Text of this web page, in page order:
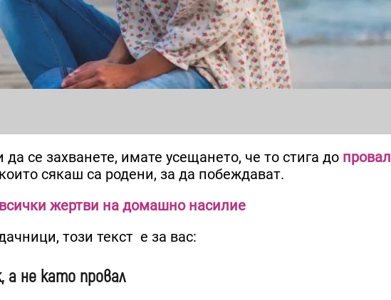
се захванете, имате усещането, че то стига до провал
сякаш са родени, за да побеждават.
жертви на домашно насилие
този текст е за вас:
а не като провал